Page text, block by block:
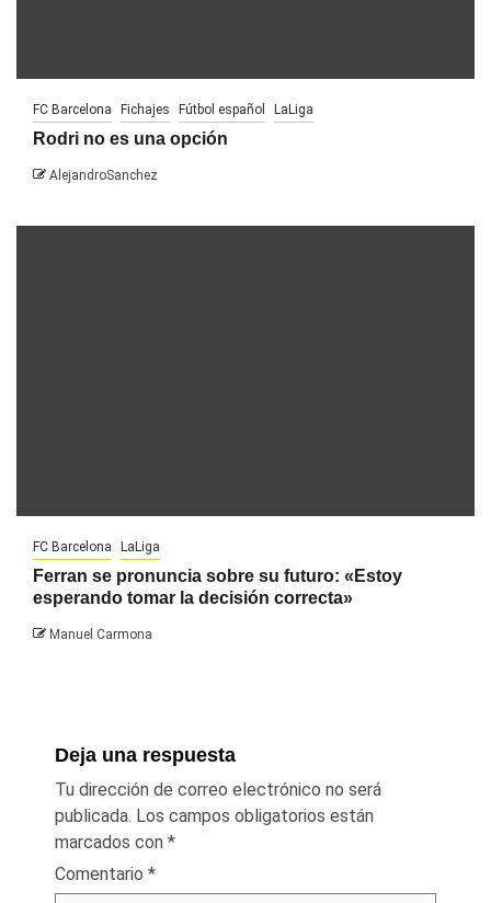
FC Barcelona Fichajes Fútbol español LaLiga
Rodri no es una opción
AlejandroSanchez
FC Barcelona LaLiga
Ferran se pronuncia sobre su futuro: «Estoy
esperando tomar la decisión correcta»
Manuel Carmona
Deja una respuesta
Tu dirección de correo electrónico no será
publicada. Los campos obligatorios están
marcados con *
Comentario *